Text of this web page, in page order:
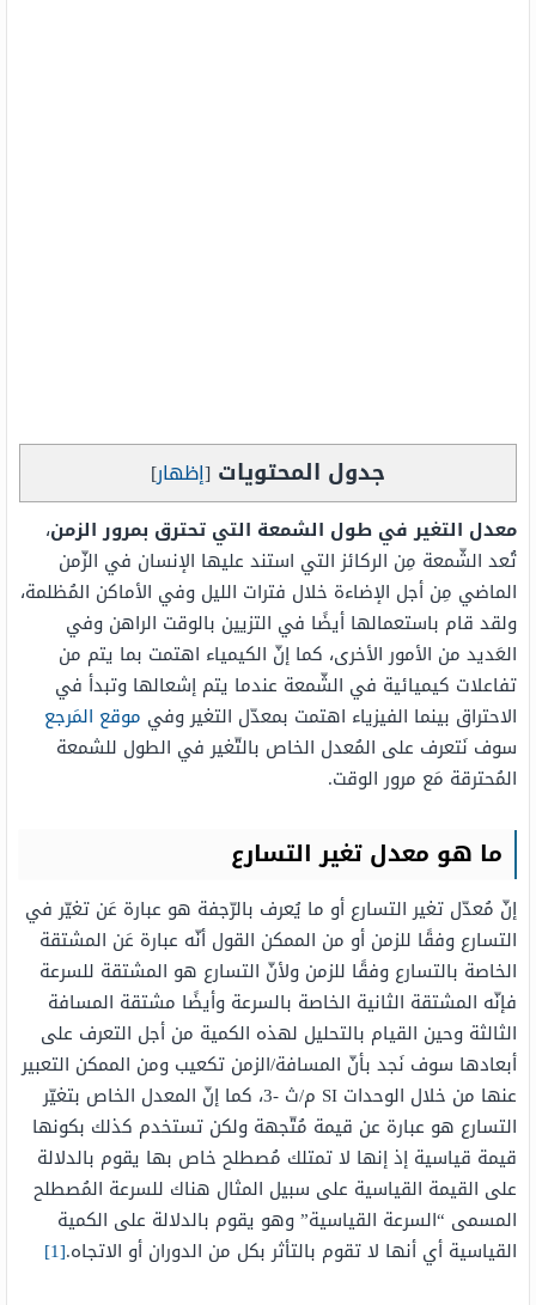
جدول المحتويات [إظهار]
معدل التغير في طول الشمعة التي تحترق بمرور الزمن،
تُعد الشّمعة مِن الركائز التي استند عليها الإنسان في الزّمن
الماضي مِن أجل الإضاءة خلال فترات الليل وفي الأماكن المُظلمة،
ولقد قام باستعمالها أيضًا في التزيين بالوقت الراهن وفي
العَديد من الأمور الأخرى، كما إنّ الكيمياء اهتمت بما يتم من
تفاعلات كيميائية في الشّمعة عندما يتم إشعالها وتبدأ في
الاحتراق بينما الفيزياء اهتمت بمعدّل التغير وفي موقع المَرجع
سوف نَتعرف على المُعدل الخاص بالتّغير في الطول للشمعة
المُحترقة مَع مرور الوقت.
ما هو معدل تغير التسارع
إنّ مُعدّل تغير التسارع أو ما يُعرف بالرّجفة هو عبارة عَن تغيّر في
التسارع وفقًا للزمن أو من الممكن القول أنّه عبارة عَن المشتقة
الخاصة بالتسارع وفقًا للزمن ولأنّ التسارع هو المشتقة للسرعة
فإنّه المشتقة الثانية الخاصة بالسرعة وأيضًا مشتقة المسافة
الثالثة وحين القيام بالتحليل لهذه الكمية من أجل التعرف على
أبعادها سوف نَجد بأنّ المسافة/الزمن تكعيب ومن الممكن التعبير
عنها من خلال الوحدات SI م/ث -3، كما إنّ المعدل الخاص بتغيّر
التسارع هو عبارة عن قيمة مُتّجهة ولكن تستخدم كذلك بكونها
قيمة قياسية إذ إنها لا تمتلك مُصطلح خاص بها يقوم بالدلالة
على القيمة القياسية على سبيل المثال هناك للسرعة المُصطلح
المسمى “السرعة القياسية” وهو يقوم بالدلالة على الكمية
القياسية أي أنها لا تقوم بالتأثر بكل من الدوران أو الاتجاه.[1]